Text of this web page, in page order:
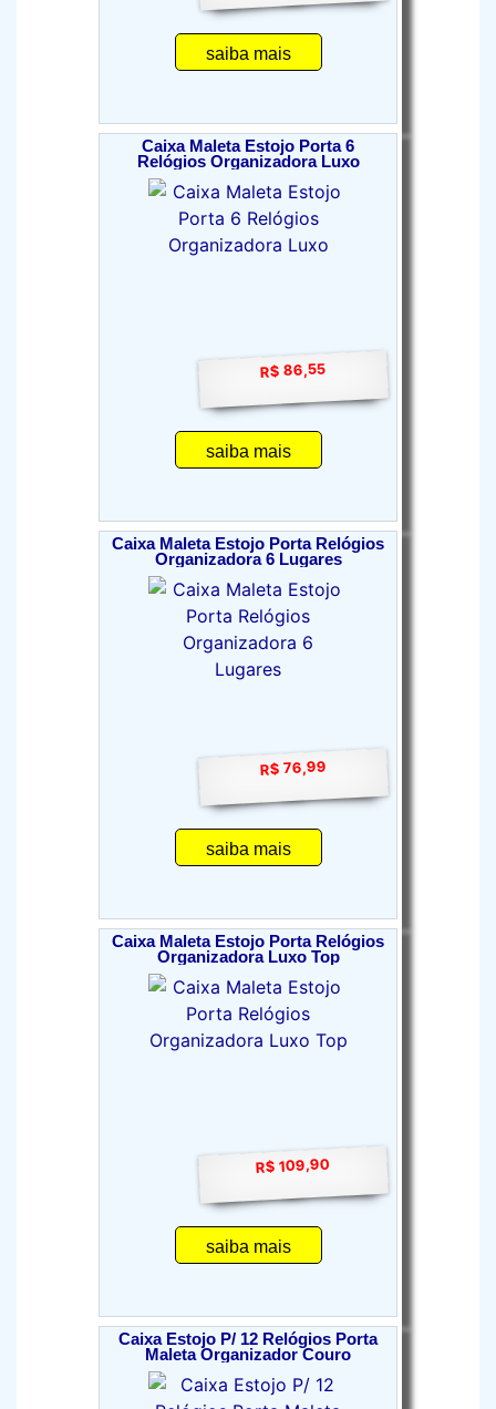
saiba mais
Caixa Maleta Estojo Porta 6
Relógios Organizadora Luxo
R$ 86,55
saiba mais
Caixa Maleta Estojo Porta Relógios
Organizadora 6 Lugares
R$ 76,99
saiba mais
Caixa Maleta Estojo Porta Relógios
Organizadora Luxo Top
R$ 109,90
saiba mais
Caixa Estojo P/ 12 Relógios Porta
Maleta Organizador Couro